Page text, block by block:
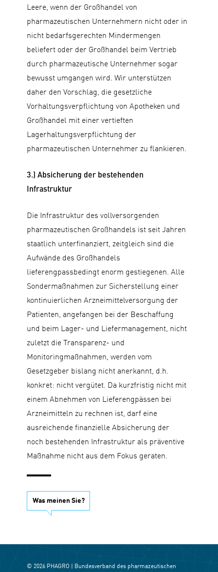
Leere, wenn der Großhandel von
pharmazeutischen Unternehmern nicht oder in
nicht bedarfsgerechten Mindermengen
beliefert oder der Großhandel beim Vertrieb
durch pharmazeutische Unternehmer sogar
bewusst umgangen wird. Wir unterstützen
daher den Vorschlag, die gesetzliche
Vorhaltungsverpflichtung von Apotheken und
Großhandel mit einer vertieften
Lagerhaltungsverpflichtung der
pharmazeutischen Unternehmer zu flankieren.
3.) Absicherung der bestehenden
Infrastruktur
Die Infrastruktur des vollversorgenden
pharmazeutischen Großhandels ist seit Jahren
staatlich unterfinanziert, zeitgleich sind die
Aufwände des Großhandels
lieferengpassbedingt enorm gestiegenen. Alle
Sondermaßnahmen zur Sicherstellung einer
kontinuierlichen Arzneimittelversorgung der
Patienten, angefangen bei der Beschaffung
und beim Lager- und Liefermanagement, nicht
zuletzt die Transparenz- und
Monitoringmaßnahmen, werden vom
Gesetzgeber bislang nicht anerkannt, d.h.
konkret: nicht vergütet. Da kurzfristig nicht mit
einem Abnehmen von Lieferengpässen bei
Arzneimitteln zu rechnen ist, darf eine
ausreichende finanzielle Absicherung der
noch bestehenden Infrastruktur als präventive
Maßnahme nicht aus dem Fokus geraten.
Was meinen Sie?
© 2026 PHAGRO | Bundesverband des pharmazeutischen